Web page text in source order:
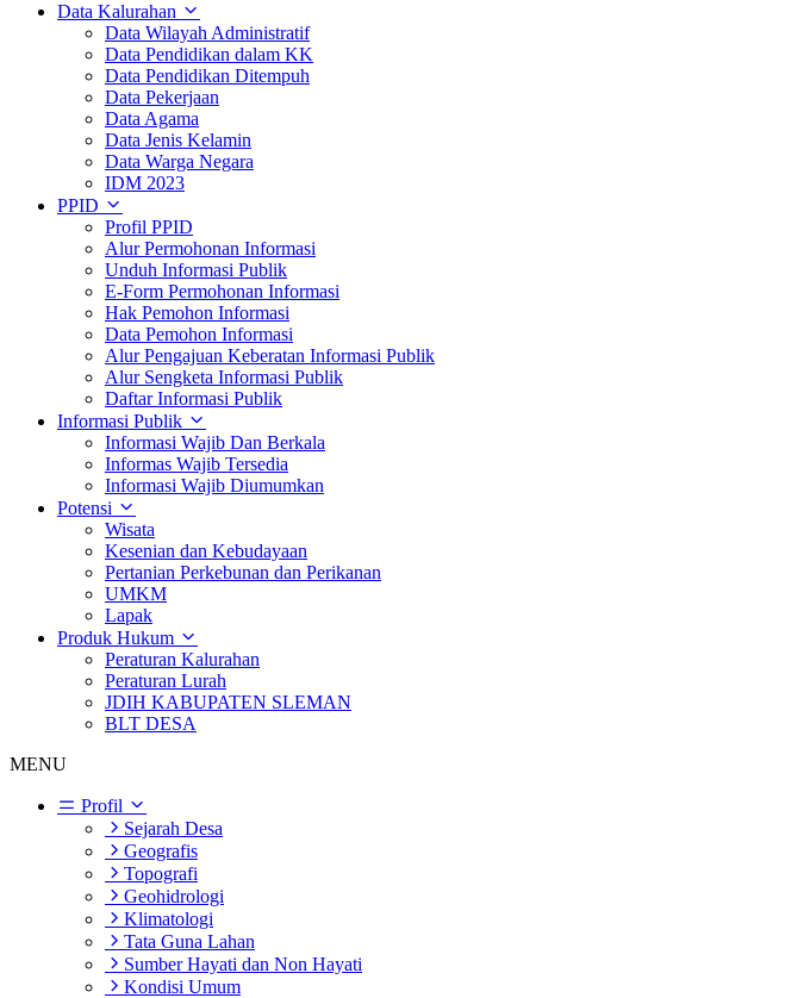
Data Kalurahan
Data Wilayah Administratif
Data Pendidikan dalam KK
Data Pendidikan Ditempuh
Data Pekerjaan
Data Agama
Data Jenis Kelamin
Data Warga Negara
IDM 2023
PPID
Profil PPID
Alur Permohonan Informasi
Unduh Informasi Publik
E-Form Permohonan Informasi
Hak Pemohon Informasi
Data Pemohon Informasi
Alur Pengajuan Keberatan Informasi Publik
Alur Sengketa Informasi Publik
Daftar Informasi Publik
Informasi Publik
Informasi Wajib Dan Berkala
Informas Wajib Tersedia
Informasi Wajib Diumumkan
Potensi
Wisata
Kesenian dan Kebudayaan
Pertanian Perkebunan dan Perikanan
UMKM
Lapak
Produk Hukum
Peraturan Kalurahan
Peraturan Lurah
JDIH KABUPATEN SLEMAN
BLT DESA
MENU
Profil
Sejarah Desa
Geografis
Topografi
Geohidrologi
Klimatologi
Tata Guna Lahan
Sumber Hayati dan Non Hayati
Kondisi Umum